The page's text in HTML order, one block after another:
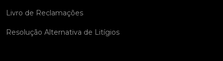
Livro de Reclamações
Resolução Alternativa de Litígios